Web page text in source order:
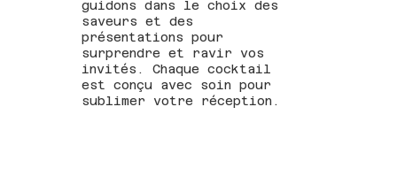
guidons dans le choix des
saveurs et des
présentations pour
surprendre et ravir vos
invités. Chaque cocktail
est conçu avec soin pour
sublimer votre réception.